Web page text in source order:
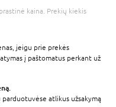
kaina. Prekių kiekis
jeigu prie prekės
į paštomatus perkant už
atlikus užsakymą